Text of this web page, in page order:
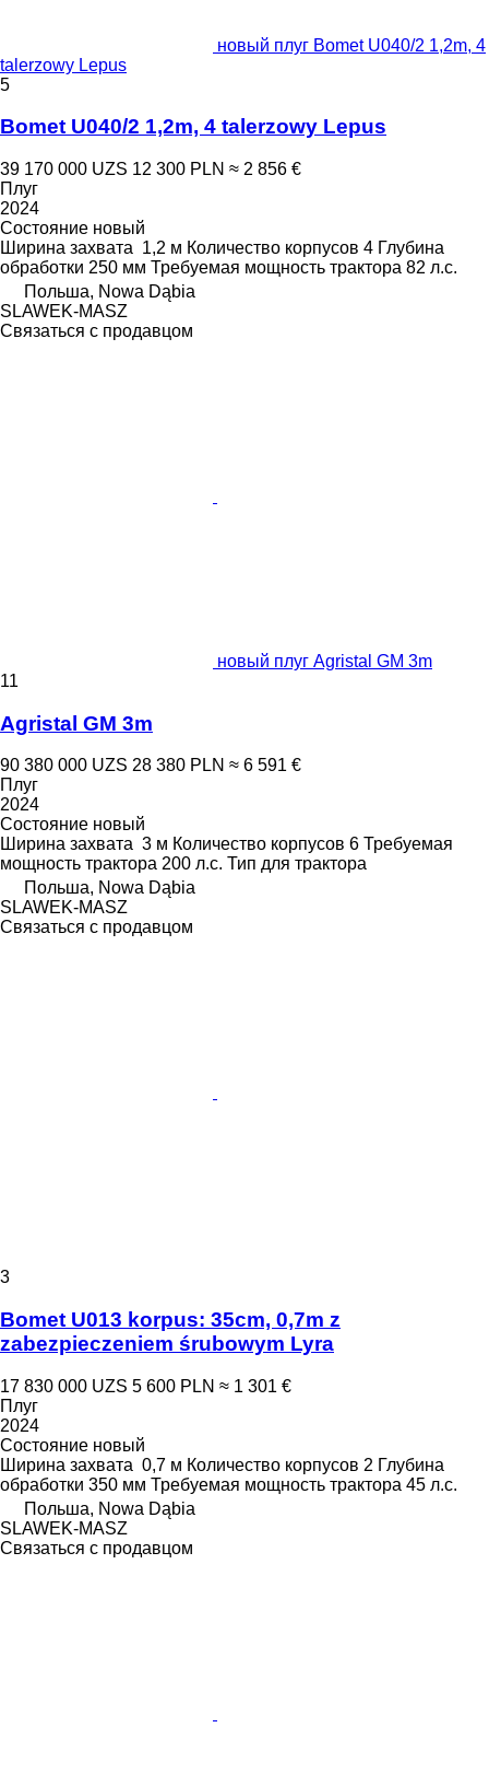
новый плуг Bomet U040/2 1,2m, 4
talerzowy Lepus
5
Bomet U040/2 1,2m, 4 talerzowy Lepus
39 170 000 UZS 12 300 PLN ≈ 2 856 €
Плуг
2024
Состояние новый
Ширина захвата 1,2 м Количество корпусов 4 Глубина
обработки 250 мм Требуемая мощность трактора 82 л.с.
Польша, Nowa Dąbia
SLAWEK-MASZ
Связаться с продавцом
новый плуг Agristal GM 3m
11
Agristal GM 3m
90 380 000 UZS 28 380 PLN ≈ 6 591 €
Плуг
2024
Состояние новый
Ширина захвата 3 м Количество корпусов 6 Требуемая
мощность трактора 200 л.с. Тип для трактора
Польша, Nowa Dąbia
SLAWEK-MASZ
Связаться с продавцом
3
Bomet U013 korpus: 35cm, 0,7m z
zabezpieczeniem śrubowym Lyra
17 830 000 UZS 5 600 PLN ≈ 1 301 €
Плуг
2024
Состояние новый
Ширина захвата 0,7 м Количество корпусов 2 Глубина
обработки 350 мм Требуемая мощность трактора 45 л.с.
Польша, Nowa Dąbia
SLAWEK-MASZ
Связаться с продавцом